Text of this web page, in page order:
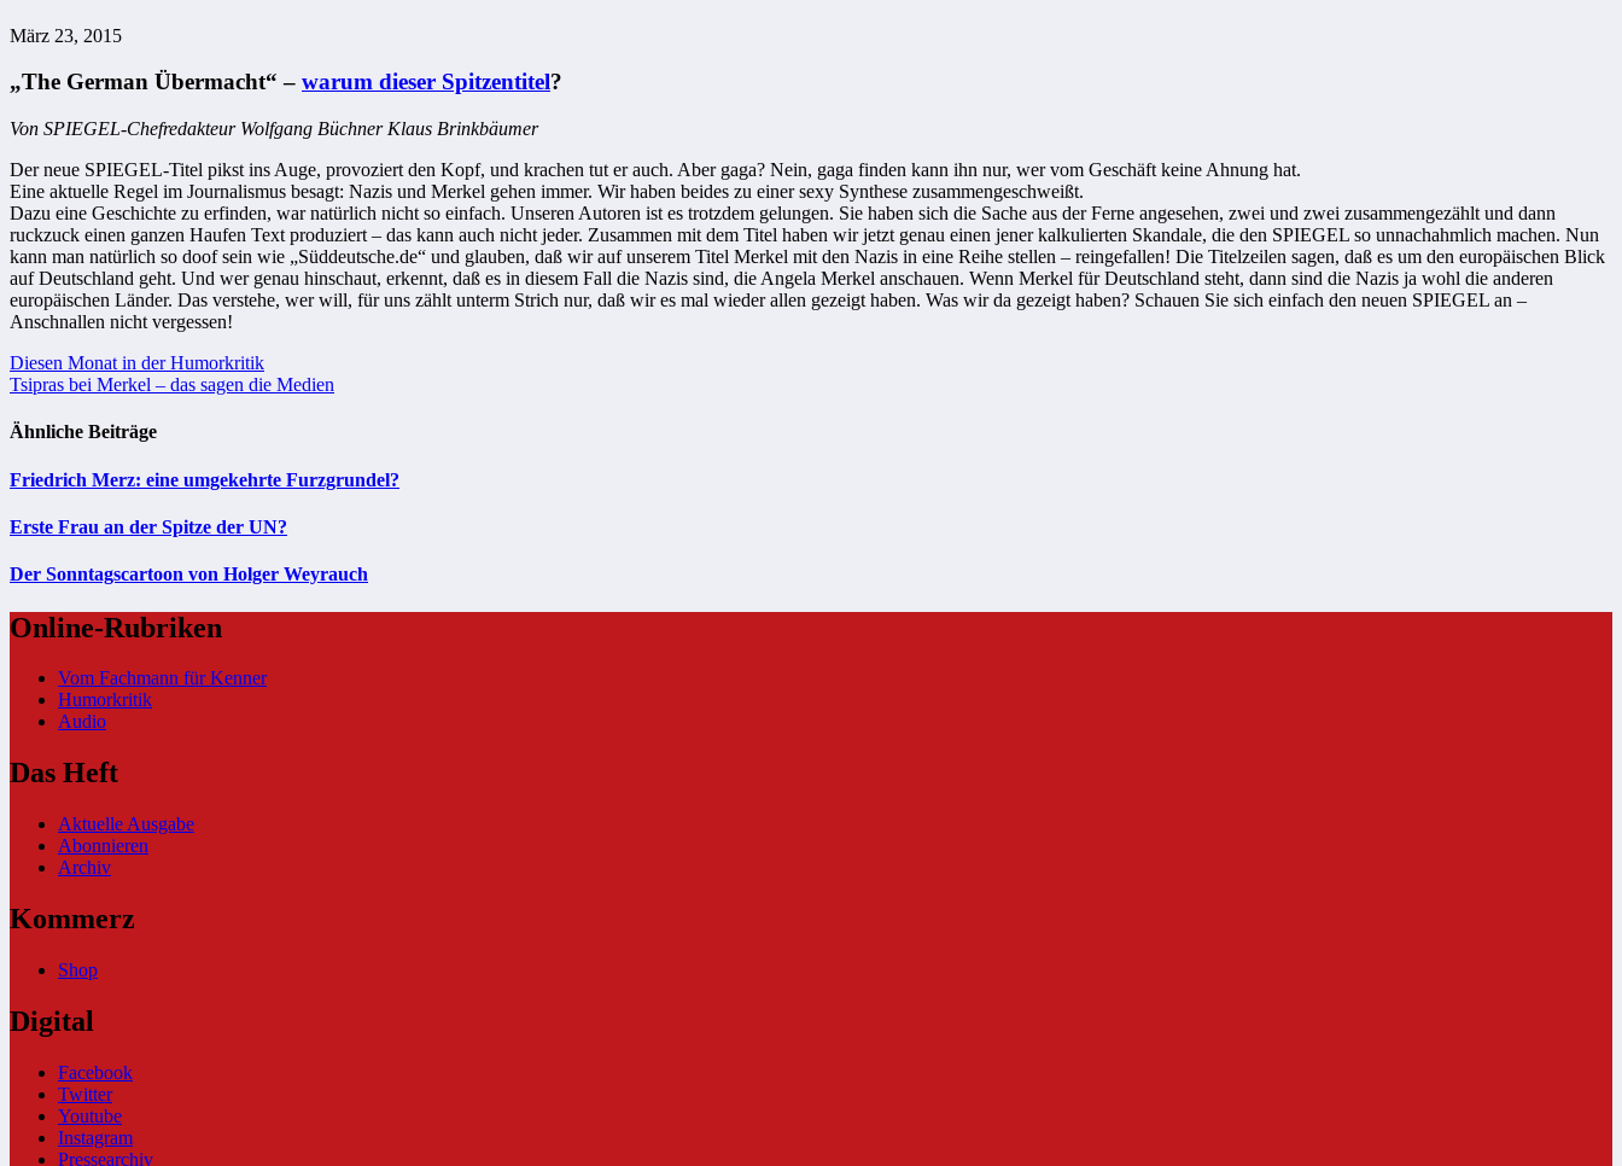
März 23, 2015
„The German Übermacht“ – warum dieser Spitzentitel?
Von SPIEGEL-Chefredakteur Wolfgang BüchnerKlaus Brinkbäumer
Der neue SPIEGEL-Titel pikst ins Auge, provoziert den Kopf, und krachen tut er auch. Aber gaga? Nein, gaga finden kann ihn nur, wer vom Geschäft keine Ahnung hat.
Eine aktuelle Regel im Journalismus besagt: Nazis und Merkel gehen immer. Wir haben beides zu einer sexy Synthese zusammengeschweißt.
Dazu eine Geschichte zu erfinden, war natürlich nicht so einfach. Unseren Autoren ist es trotzdem gelungen. Sie haben sich die Sache aus der Ferne angesehen, zwei und zwei zusammengezählt und dann
ruckzuck einen ganzen Haufen Text produziert – das kann auch nicht jeder. Zusammen mit dem Titel haben wir jetzt genau einen jener kalkulierten Skandale, die den SPIEGEL so unnachahmlich machen. Nun
kann man natürlich so doof sein wie „Süddeutsche.de“ und glauben, daß wir auf unserem Titel Merkel mit den Nazis in eine Reihe stellen – reingefallen! Die Titelzeilen sagen, daß es um den europäischen Blick
auf Deutschland geht. Und wer genau hinschaut, erkennt, daß es in diesem Fall die Nazis sind, die Angela Merkel anschauen. Wenn Merkel für Deutschland steht, dann sind die Nazis ja wohl die anderen
europäischen Länder. Das verstehe, wer will, für uns zählt unterm Strich nur, daß wir es mal wieder allen gezeigt haben. Was wir da gezeigt haben? Schauen Sie sich einfach den neuen SPIEGEL an –
Anschnallen nicht vergessen!
Beitragsnavigation
Diesen Monat in der Humorkritik
Tsipras bei Merkel – das sagen die Medien
Ähnliche Beiträge
Friedrich Merz: eine umgekehrte Furzgrundel?
Erste Frau an der Spitze der UN?
Der Sonntagscartoon von Holger Weyrauch
Online-Rubriken
Vom Fachmann für Kenner
Humorkritik
Audio
Das Heft
Aktuelle Ausgabe
Abonnieren
Archiv
Kommerz
Shop
Digital
Facebook
Twitter
Youtube
Instagram
Pressearchiv